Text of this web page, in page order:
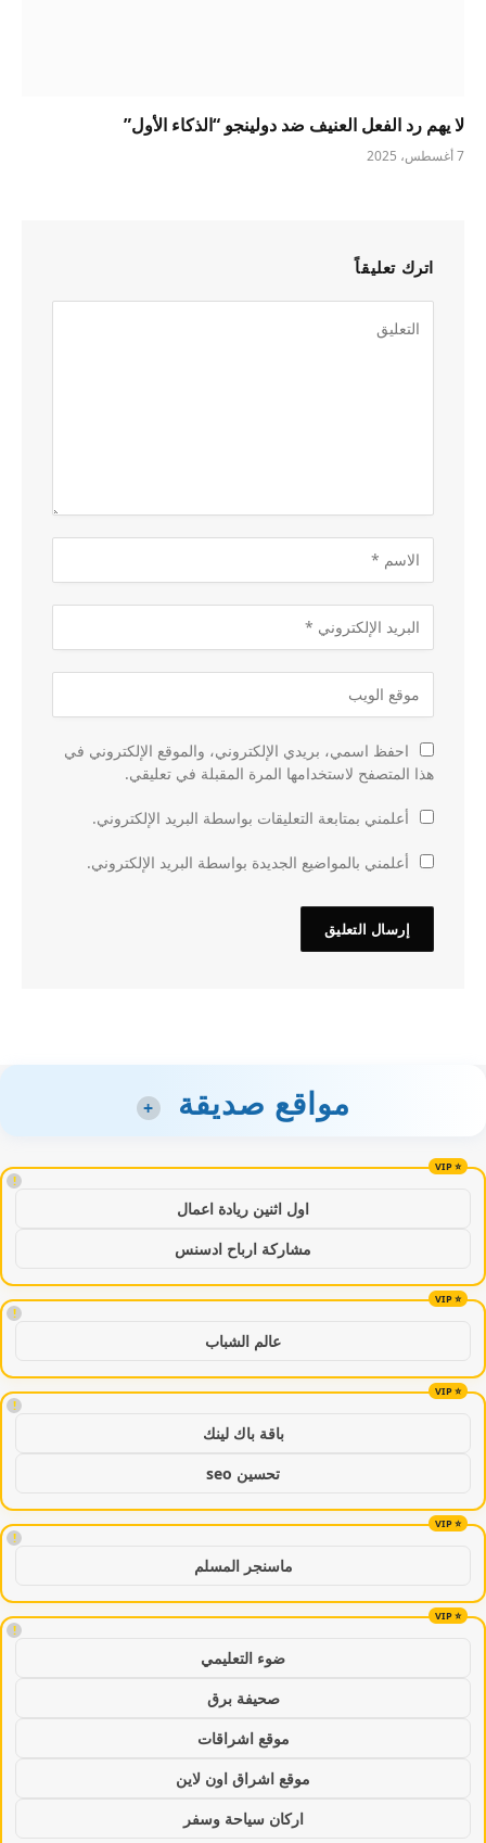
لا يهم رد الفعل العنيف ضد دولينجو “الذكاء الأول”
7 أغسطس، 2025
اترك تعليقاً
احفظ اسمي، بريدي الإلكتروني، والموقع الإلكتروني في
هذا المتصفح لاستخدامها المرة المقبلة في تعليقي.
أعلمني بمتابعة التعليقات بواسطة البريد الإلكتروني.
أعلمني بالمواضيع الجديدة بواسطة البريد الإلكتروني.
مواقع صديقة +
!
اول اثنين ريادة اعمال
مشاركة ارباح ادسنس
!
عالم الشباب
!
باقة باك لينك
تحسين seo
!
ماسنجر المسلم
!
ضوء التعليمي
صحيفة برق
موقع اشراقات
موقع اشراق اون لاين
اركان سياحة وسفر